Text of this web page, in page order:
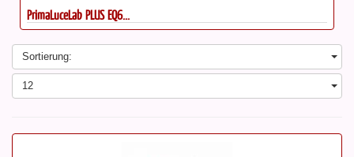
PrimaLuceLab PLUS Duale Aufnahme...
Sortierung:
12